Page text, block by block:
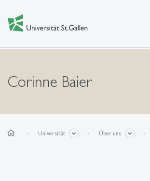
Corinne Baier
home Universität Über uns